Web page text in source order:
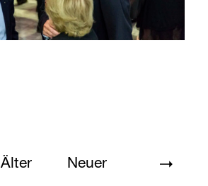
Älter Neuer